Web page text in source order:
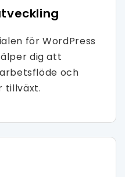
för WordPress
dig att
och
tillväxt.